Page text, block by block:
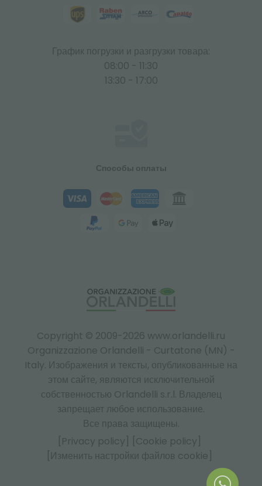
Copyright © 2009-2026 www.orlandelli.ru
Organizzazione Orlandelli - Curtatone (MN) -
Italy. Изображения и тексты, опубликованные на
этом сайте, являются исключительной
собственностью Orlandelli s.r.l. Владелец
запрещает любое использование.
Все права защищены.
[Privacy policy]
[Cookie policy]
[Изменить настройки файлов cookie]
График погрузки и разгрузки товара:
08:00 - 11:30
13:30 - 17:00
Способы оплаты